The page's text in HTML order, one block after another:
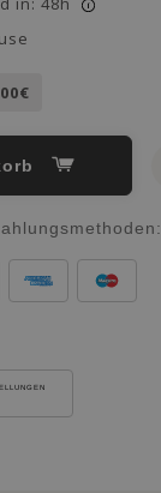
i